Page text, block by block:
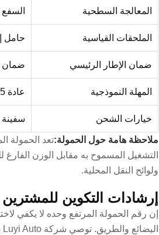
المعالجة السطحية
الملحقات القياسية حامل
ضمان الإطار الرئيسي ضمان لمدة 6 سنوات لعارضة الإطار الرئيسي، وفقًا
المهلة النموذجية عادة 15-30 يوم عمل بعد الإيداع؛ الجدول النهائي يعتمد على الكمية والتخصيص
خيارات الشحن سفينة RO-RO، أو حامل مسطح، أو ناقلة سائبة، أو شحنة مجمعة قابلة للفصل
ملاحظة هامة حول الحمولة:
التشغيل المسموح به مقابل الوزن
ولوائح النقل المحلية.
إرشادات التكوين للمشترين
إن رقم الحمولة المرتفع وحده لا يكفي
البضائع والطريق. توصي شركة Luyi Auto بتأكيد المعلومات التالية قبل طلب عرض الأسعار: